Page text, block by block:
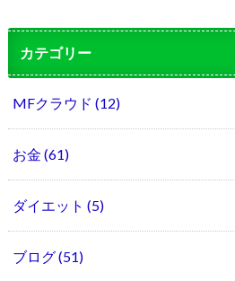
カテゴリー
MFクラウド (12)
お金 (61)
ダイエット (5)
ブログ(51)